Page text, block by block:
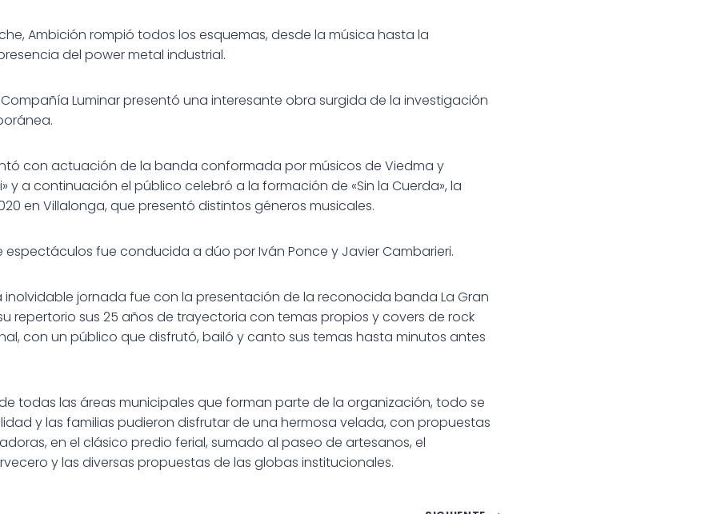
Ambición rompió todos los esquemas, desde la música hasta la
del power metal industrial.
Luminar presentó una interesante obra surgida de la investigación
con actuación de la banda conformada por músicos de Viedma y
y a continuación el público celebró a la formación de «Sin la Cuerda», la
en Villalonga, que presentó distintos géneros musicales.
espectáculos fue conducida a dúo por Iván Ponce y Javier Cambarieri.
inolvidable jornada fue con la presentación de la reconocida banda La Gran
repertorio sus 25 años de trayectoria con temas propios y covers de rock
con un público que disfrutó, bailó y canto sus temas hasta minutos antes
todas las áreas municipales que forman parte de la organización, todo se
y las familias pudieron disfrutar de una hermosa velada, con propuestas
en el clásico predio ferial, sumado al paseo de artesanos, el
y las diversas propuestas de las globas institucionales.